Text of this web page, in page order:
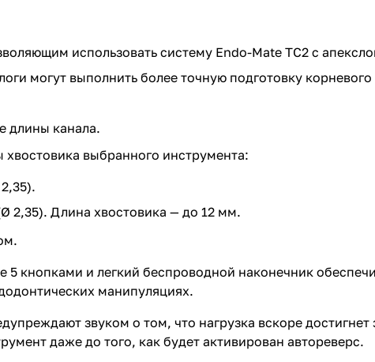
использовать систему Endo-Mate TC2 с
могут выполнить более точную подготовку корневого
длины канала.
выбранного инструмента:
2,35). Длина хвостовика — до 12 мм.
кнопками и легкий беспроводной наконечник
манипуляциях.
звуком о том, что нагрузка вскоре достигнет
даже до того, как будет активирован автореверс.